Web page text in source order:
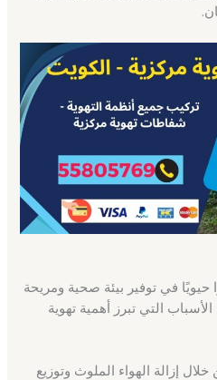
حيويًا في توفير بيئة صحية ومريحة
التي تبرز أهمية تهوية
خلال إزالة الهواء الملوث وتوزيع